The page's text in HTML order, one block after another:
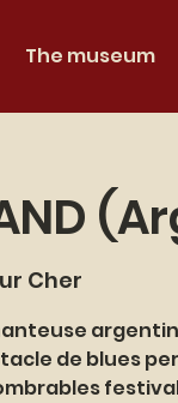
The museum
Cher
de blues